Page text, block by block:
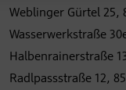
Weblinger Gürtel 25,
Wasserwerkstraße
Halbenrainerstraße
Radlpassstraße 12,